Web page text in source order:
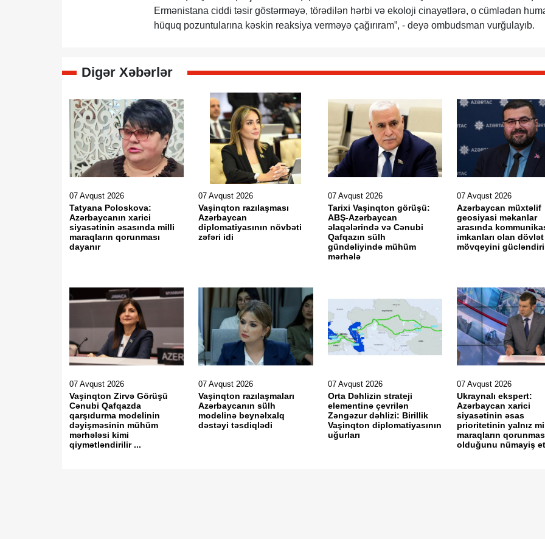
Ermənistana ciddi təsir göstərməyə, törədilən hərbi və ekoloji cinayətlərə, o cümlədən
hüquq pozuntularına kəskin reaksiya verməyə çağırıram”, - deyə ombudsman vurğulayıb.
Digər Xəbərlər
07 Avqust 2026
Tatyana Poloskova:
Azərbaycanın xarici
siyasətinin əsasında milli
maraqların qorunması
dayanır
07 Avqust 2026
Vaşinqton razılaşması
Azərbaycan
diplomatiyasının növbəti
zəfəri idi
07 Avqust 2026
Tarixi Vaşinqton görüşü:
ABŞ-Azərbaycan
əlaqələrində və Cənubi
Qafqazın sülh
gündəliyində mühüm
mərhələ
07 Avqust 2026
Azərbaycan müxtəlif
geosiyasi məkanlar
arasında
imkanları olan dövlət
mövqeyini
07 Avqust 2026
Vaşinqton Zirvə Görüşü
Cənubi Qafqazda
qarşıdurma modelinin
dəyişməsinin mühüm
mərhələsi kimi
qiymətləndirilir ...
07 Avqust 2026
Vaşinqton razılaşmaları
Azərbaycanın sülh
modelinə beynəlxalq
dəstəyi təsdiqlədi
07 Avqust 2026
Orta Dəhlizin strateji
elementinə çevrilən
Zəngəzur dəhlizi: Birillik
Vaşinqton diplomatiyasının
uğurları
07 Avqust 2026
Ukraynalı ekspert:
Azərbaycan xarici
siyasətinin əsas
prioritetinin yalnız
maraqların
olduğunu nümayiş